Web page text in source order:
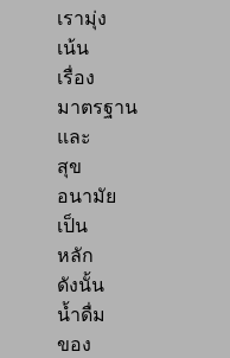
เรามุ่ง
เน้น
เรื่อง
มาตรฐาน
และ
สุข
อนามัย
เป็น
หลัก
ดังนั้น
น้ำดื่ม
ของ